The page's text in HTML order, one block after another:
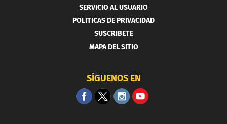
SERVICIO AL USUARIO
POLITICAS DE PRIVACIDAD
SUSCRIBETE
MAPA DEL SITIO
SÍGUENOS EN